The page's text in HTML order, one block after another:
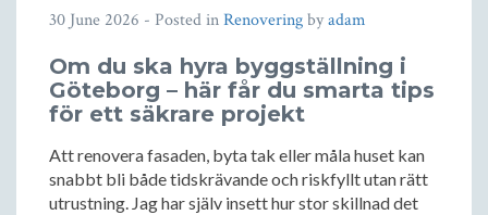
30 June 2026 - Posted inRenoveringbyadam
Om du ska hyra byggställning i
Göteborg – här får du smarta tips
för ett säkrare projekt
Att renovera fasaden, byta tak eller måla huset kan
snabbt bli både tidskrävande och riskfyllt utan rätt
utrustning. Jag har själv insett hur stor skillnad det